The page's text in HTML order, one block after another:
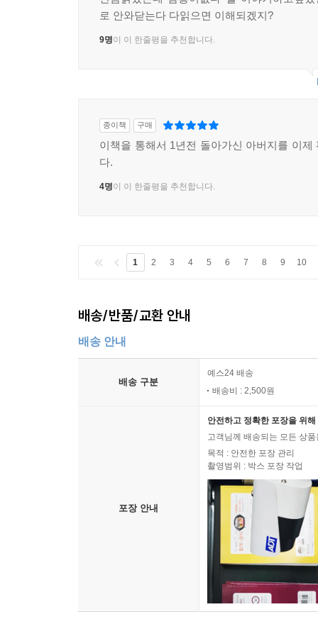
로 안와닫는다 다읽으면 이해되겠지?
9명이 이 한줄평을 추천합니다.
종이책 구매
이책을 통해서 1년전 돌아가신 아버지를 이제
다.
4명이 이 한줄평을 추천합니다.
1 2 3 4 5 6 7 8 9 10
배송/반품/교환 안내
배송 안내
배송 구분
예스24 배송
배송비 : 2,500원
포장 안내
안전하고 정확한 포장을 위
고객님께 배송되는 모든 상
목적 : 안전한 포장 관리
촬영범위 : 박스 포장 작업